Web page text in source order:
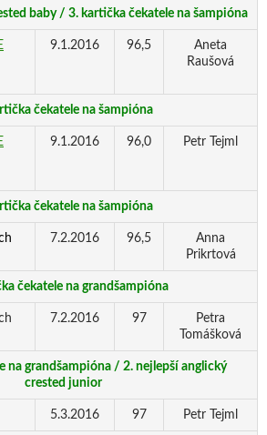
baby / 3. kartička čekatele na šampióna
9.1.2016 96,5
Aneta
Raušová
čekatele na šampióna
9.1.2016 96,0 Petr Tejml
čekatele na šampióna
7.2.2016 96,5
Anna
Prikrtová
čekatele na grandšampióna
7.2.2016 97
Petra
Tomášková
na grandšampióna / 2. nejlepší anglický
crested junior
5.3.2016 97 Petr Tejml